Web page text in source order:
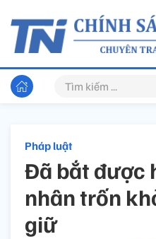
Pháp luật
Đã bắt được
nhân trốn
giữ